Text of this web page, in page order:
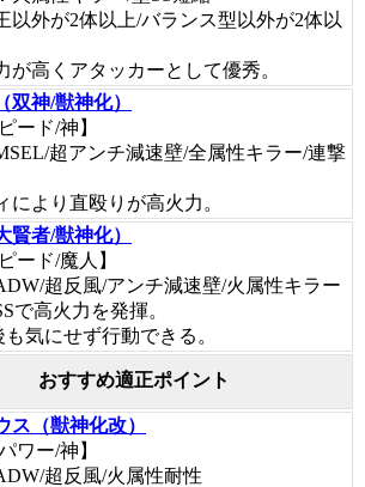
以外が2体以上/バランス型以外が2体以
が高くアタッカーとして優秀。
双神/獣神化）
ード/神】
超アンチ減速壁/全属性キラー/連撃
により直殴りが高火力。
賢者/獣神化）
ード/魔人】
超反風/アンチ減速壁/火属性キラー
で高火力を発揮。
気にせず行動できる。
おすすめ適正ポイント
ス（獣神化改）
ワー/神】
超反風/火属性耐性